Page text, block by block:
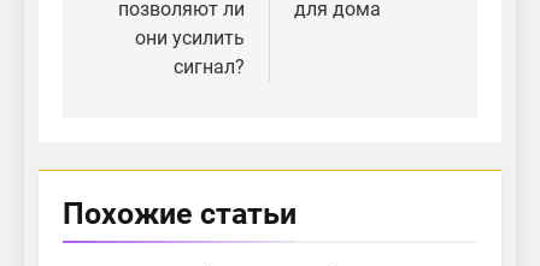
позволяют ли
они усилить
сигнал?
для дома
Похожие статьи